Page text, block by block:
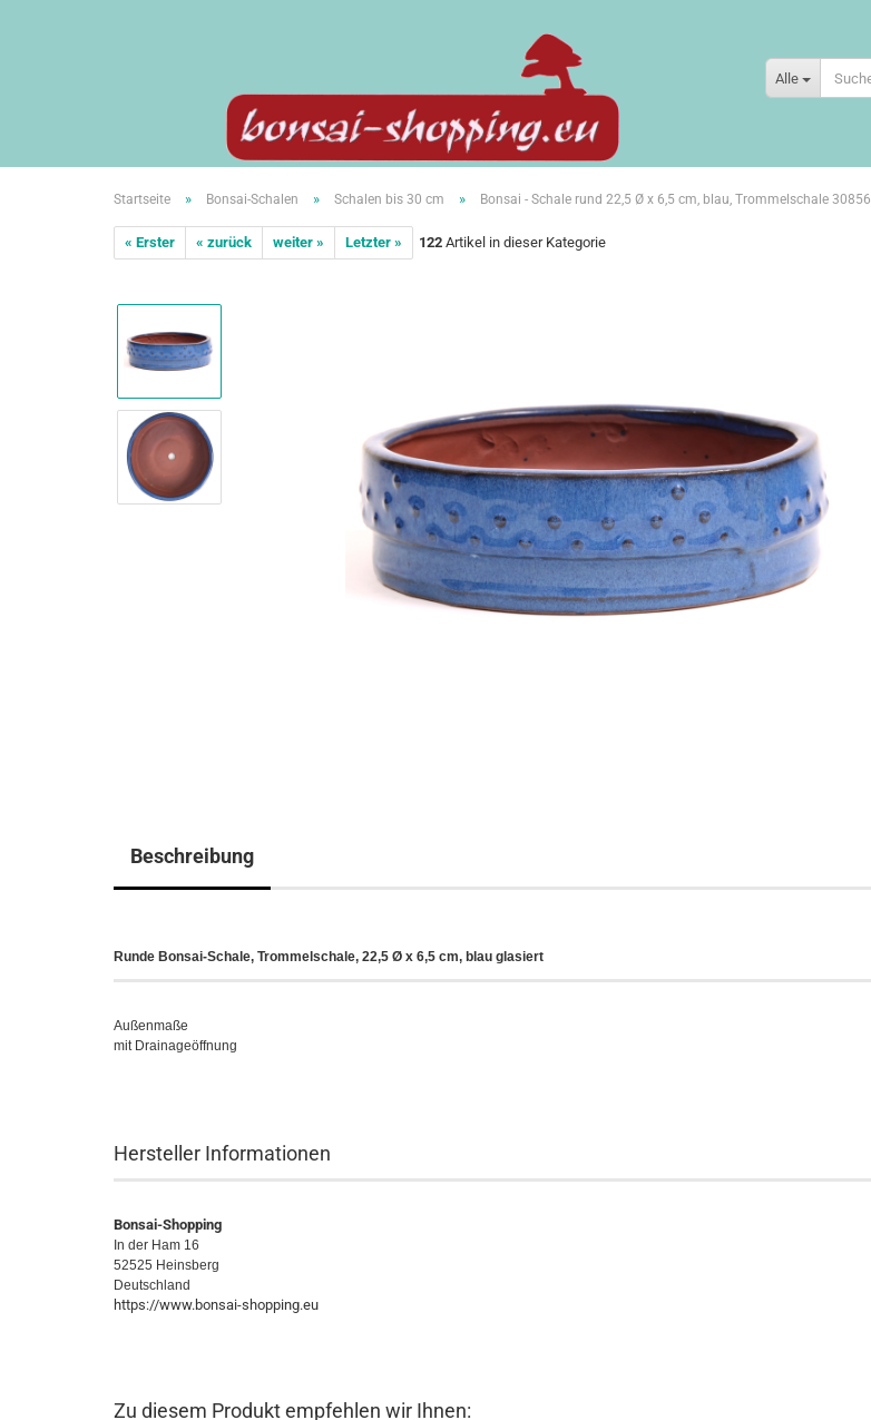
Alle
Startseite » Bonsai-Schalen » Schalen bis 30 cm » Bonsai - Schale rund 22,5 Ø x 6,5 cm, blau, Trommelschale 30856
« Erster « zurück weiter » Letzter » 122 Artikel in dieser Kategorie
Beschreibung
Runde Bonsai-Schale, Trommelschale, 22,5 Ø x 6,5 cm, blau glasiert
Außenmaße
mit Drainageöffnung
Hersteller Informationen
Bonsai-Shopping
In der Ham 16
52525 Heinsberg
Deutschland
https://www.bonsai-shopping.eu
Zu diesem Produkt empfehlen wir Ihnen: